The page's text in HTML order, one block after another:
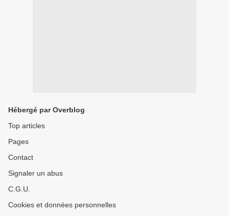
Hébergé par Overblog
Top articles
Pages
Contact
Signaler un abus
C.G.U.
Cookies et données personnelles